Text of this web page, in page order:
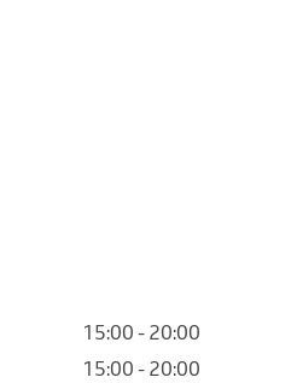
15:00 - 20:00
15:00 - 20:00